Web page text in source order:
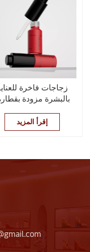
زجاجات فاخرة
بالبشرة مزودة
التجميل والزيوت
إقرأ المزيد